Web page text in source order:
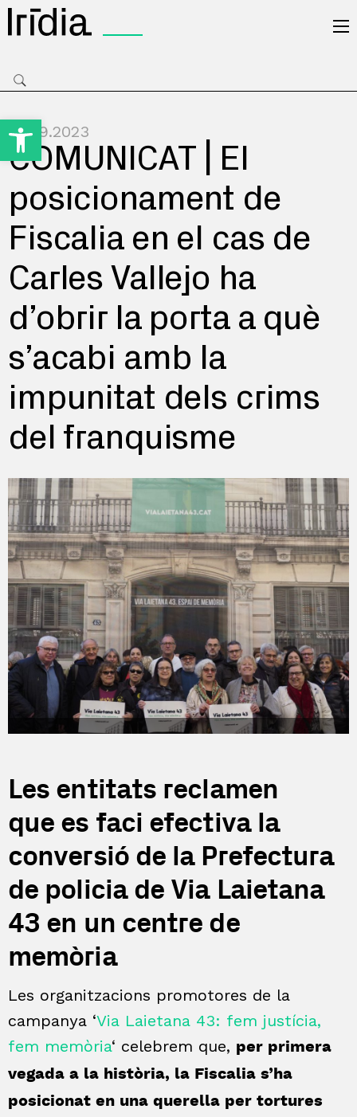
Obre la barra d'eines
22.09.2023
COMUNICAT | El
posicionament de
Fiscalia en el cas de
Carles Vallejo ha
d’obrir la porta a què
s’acabi amb la
impunitat dels crims
del franquisme
Les entitats reclamen
que es faci efectiva la
conversió de la Prefectura
de policia de Via Laietana
43 en un centre de
memòria
Les organitzacions promotores de la
campanya ‘Via Laietana 43: fem justícia,
fem memòria‘ celebrem que, per primera
vegada a la història, la Fiscalia s’ha
posicionat en una querella per tortures